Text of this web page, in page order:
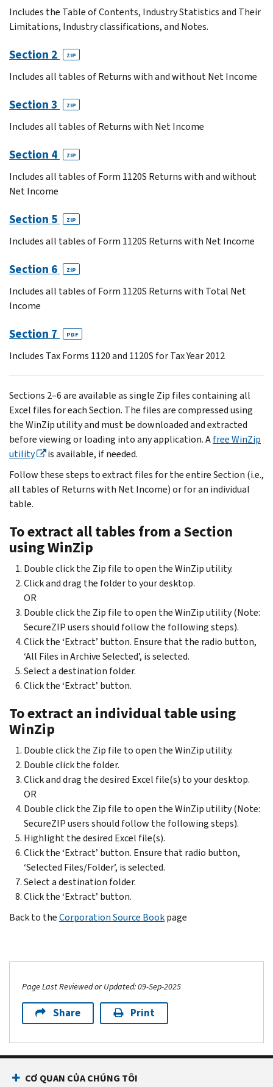
Includes the Table of Contents, Industry Statistics and Their
Limitations, Industry classifications, and Notes.
Section 2 ZIP
Includes all tables of Returns with and without Net Income
Section 3 ZIP
Includes all tables of Returns with Net Income
Section 4 ZIP
Includes all tables of Form 1120S Returns with and without
Net Income
Section 5 ZIP
Includes all tables of Form 1120S Returns with Net Income
Section 6 ZIP
Includes all tables of Form 1120S Returns with Total Net
Income
Section 7 PDF
Includes Tax Forms 1120 and 1120S for Tax Year 2012
Sections 2–6 are available as single Zip files containing all
Excel files for each Section. The files are compressed using
the WinZip utility and must be downloaded and extracted
before viewing or loading into any application. Afree WinZip
utility
is available, if needed.
Follow these steps to extract files for the entire Section (i.e.,
all tables of Returns with Net Income) or for an individual
table.
To extract all tables from a Section
using WinZip
Double click the Zip file to open the WinZip utility.
Click and drag the folder to your desktop.
OR
Double click the Zip file to open the WinZip utility (Note:
SecureZIP users should follow the following steps).
Click the ‘Extract’ button. Ensure that the radio button,
‘All Files in Archive Selected’, is selected.
Select a destination folder.
Click the ‘Extract’ button.
To extract an individual table using
WinZip
Double click the Zip file to open the WinZip utility.
Double click the folder.
Click and drag the desired Excel file(s) to your desktop.
OR
Double click the Zip file to open the WinZip utility (Note:
SecureZIP users should follow the following steps).
Highlight the desired Excel file(s).
Click the ‘Extract’ button. Ensure that radio button,
‘Selected Files/Folder’, is selected.
Select a destination folder.
Click the ‘Extract’ button.
Back to theCorporation Source Bookpage
Page Last Reviewed or Updated: 09-Sep-2025
Share Print
CƠ QUAN CỦA CHÚNG TÔI